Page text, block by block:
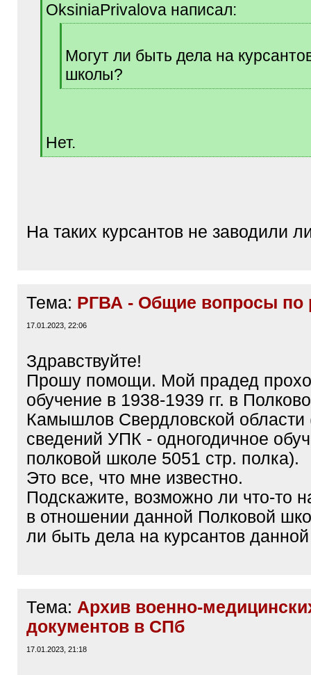
]OksiniaPrivalova написал:
Могут ли быть дела на
школы?
[
Нет.
[
На таких курсантов не заводили
Тема: РГВА - Общие вопросы по
17.01.2023, 22:06
Здравствуйте!
Прошу помощи. Мой прадед
обучение в 1938-1939 гг. в
Камышлов Свердловской области
сведений УПК - одногодичное
полковой школе 5051 стр. полка).
Это все, что мне известно.
Подскажите, возможно ли что-то
в отношении данной Полковой
ли быть дела на курсантов
Тема: Архив военно-
документов в СПб
17.01.2023, 21:18